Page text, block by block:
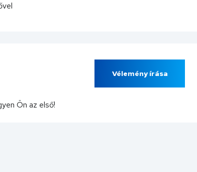
Vélemény írása
Ön az első!